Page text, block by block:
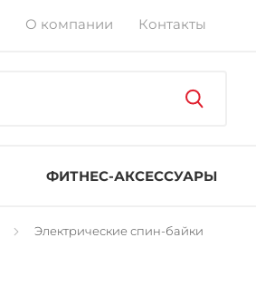
О компании Контакты
ФИТНЕС-АКСЕССУАРЫ
Электрические спин-байки